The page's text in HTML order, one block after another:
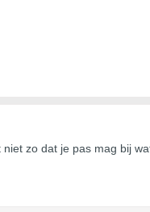
zo dat je pas mag bij